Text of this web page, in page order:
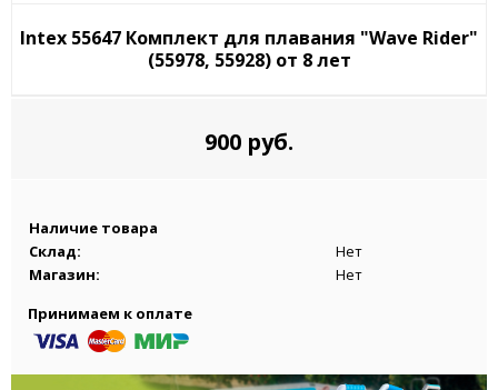
Intex 55647 Комплект для плавания "Wave Rider"
(55978, 55928) от 8 лет
900 руб.
Наличие товара
Склад:
Нет
Магазин:
Нет
Принимаем к оплате